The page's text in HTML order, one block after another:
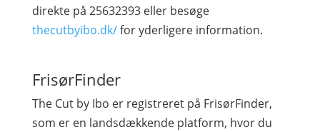
direkte på 25632393 eller besøge
thecutbyibo.dk/for yderligere information.
FrisørFinder
The Cut by Ibo er registreret på FrisørFinder,
som er en landsdækkende platform, hvor du